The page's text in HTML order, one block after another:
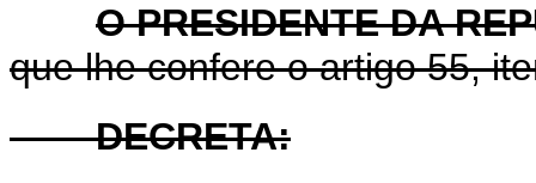
O PRESIDENTE DA
que lhe confere o artigo 55,
DECRETA: